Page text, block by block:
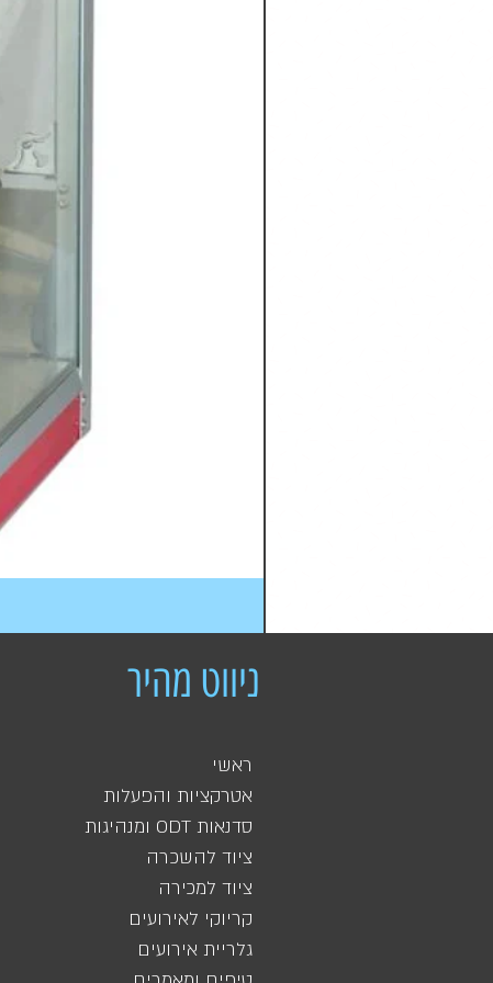
ניווט מהיר
ראשי
אטרקציות והפעלות
סדנאות ODT ומנהיגות
ציוד להשכרה
ציוד למכירה
קריוקי לאירועים
גלריית אירועים